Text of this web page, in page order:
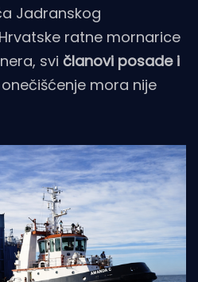
Jadranskog
ratne mornarice
svi članovi posade i
mora nije